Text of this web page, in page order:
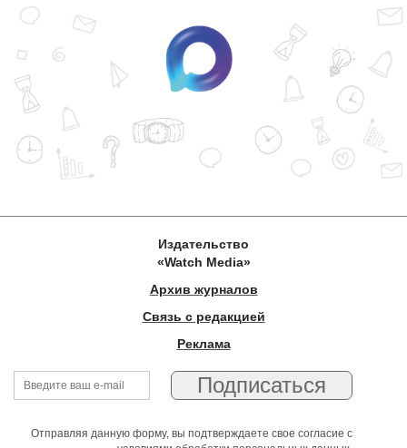
Издательство
«Watch Media»
Архив журналов
Связь с редакцией
Реклама
Отправляя данную форму, вы подтверждаете свое согласие с